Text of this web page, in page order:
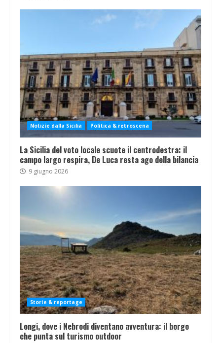
Notizie dalla Sicilia Politica & retroscena
La Sicilia del voto locale scuote il centrodestra: il
campo largo respira, De Luca resta ago della bilancia
9 giugno 2026
Storie & reportage
Longi, dove i Nebrodi diventano avventura: il borgo
che punta sul turismo outdoor